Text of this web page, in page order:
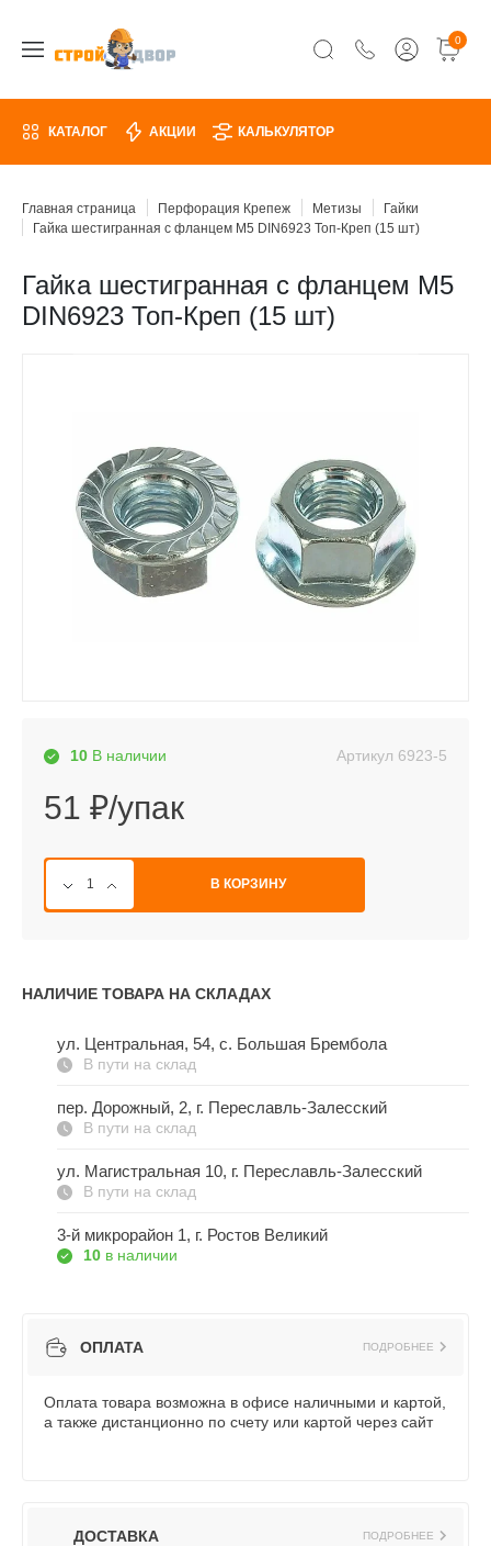
0
КАТАЛОГ АКЦИИ КАЛЬКУЛЯТОР
Главная страница Перфорация Крепеж Метизы
Гайки
Гайка шестигранная с фланцем М5 DIN6923 Топ-Креп (15 шт)
Гайка шестигранная с фланцем М5
DIN6923 Топ-Креп (15 шт)
10 В наличии Артикул 6923-5
51 ₽/упак
В КОРЗИНУ
НАЛИЧИЕ ТОВАРА НА СКЛАДАХ
ул. Центральная, 54, c. Большая Брембола
В пути на склад
пер. Дорожный, 2, г. Переславль-Залесский
В пути на склад
ул. Магистральная 10, г. Переславль-Залесский
В пути на склад
3-й микрорайон 1, г. Ростов Великий
10 в наличии
ОПЛАТА ПОДРОБНЕЕ
Оплата товара возможна в офисе наличными и картой,
а также дистанционно по счету или картой через сайт
ДОСТАВКА ПОДРОБНЕЕ